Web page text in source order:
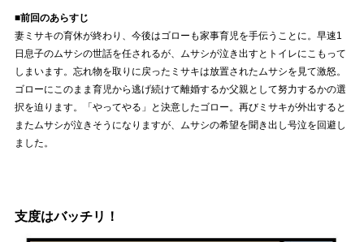
■前回のあらすじ
妻ミサキの育休が終わり、今後はゴローも家事育児を手伝うことに。早速1
日息子のムサシの世話を任されるが、ムサシが泣き出すとトイレにこもって
しまいます。忘れ物を取りに戻ったミサキは放置されたムサシを見て激怒。
ゴローにこのまま育児から逃げ続けて離婚するか父親として努力するかの選
択を迫ります。「やってやる」と決意したゴロー。再びミサキが外出すると
またムサシが泣きそうになりますが、ムサシの希望を聞き出し号泣を回避し
ました。
支度はバッチリ！